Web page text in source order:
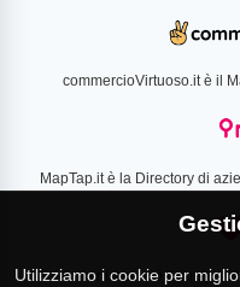
commercioVirtuoso.it è il
MapTap.it è la Directory di
Loverlist.com è il
Utilizziamo i cookie per